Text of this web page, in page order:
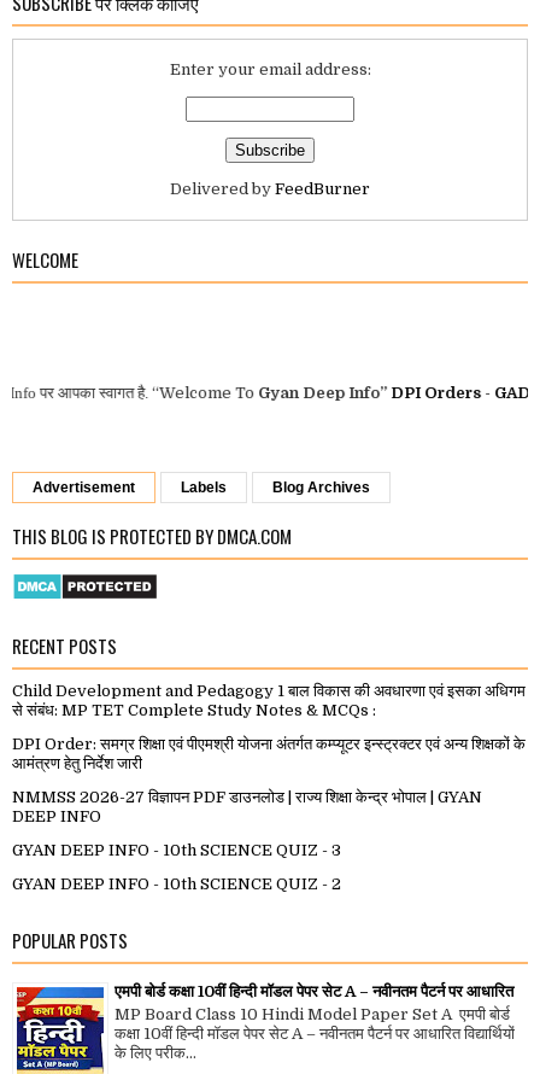
Enter your email address:
Delivered by FeedBurner
WELCOME
पर आपका स्वागत है. “Welcome ToGyan Deep Info”DPI Orders-GAD MP
Advertisement Labels Blog Archives
THIS BLOG IS PROTECTED BY DMCA.COM
RECENT POSTS
Child Development and Pedagogy 1 बाल विकास की अवधारणा एवं इसका अधिगम
से संबंध: MP TET Complete Study Notes & MCQs :
DPI Order: समग्र शिक्षा एवं पीएमश्री योजना अंतर्गत कम्प्यूटर इन्स्ट्रक्टर एवं अन्य शिक्षकों के
आमंत्रण हेतु निर्देश जारी
NMMSS 2026-27 विज्ञापन PDF डाउनलोड | राज्य शिक्षा केन्द्र भोपाल | GYAN
DEEP INFO
GYAN DEEP INFO - 10th SCIENCE QUIZ - 3
GYAN DEEP INFO - 10th SCIENCE QUIZ - 2
POPULAR POSTS
एमपी बोर्ड कक्षा 10वीं हिन्दी मॉडल पेपर सेट A – नवीनतम पैटर्न पर आधारित
MP Board Class 10 Hindi Model Paper Set A एमपी बोर्ड
कक्षा 10वीं हिन्दी मॉडल पेपर सेट A – नवीनतम पैटर्न पर आधारित विद्यार्थियों
के लिए परीक...